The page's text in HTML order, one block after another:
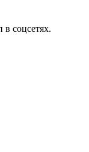
в соцсетях.